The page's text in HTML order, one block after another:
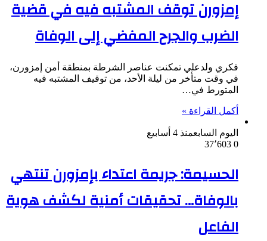
إمزورن توقف المشتبه فيه في قضية
الضرب والجرح المفضي إلى الوفاة
فكري ولدعلي تمكنت عناصر الشرطة بمنطقة أمن إمزورن،
في وقت متأخر من ليلة الأحد، من توقيف المشتبه فيه
المتورط في…
أكمل القراءة »
اليوم السابعمنذ 4 أسابيع
0
الحسيمة: جريمة اعتداء بإمزورن تنتهي
بالوفاة… تحقيقات أمنية لكشف هوية
الفاعل